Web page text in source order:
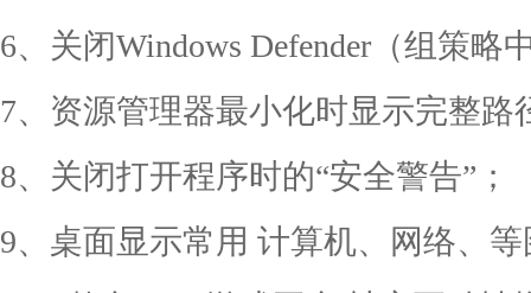
6、关闭Windows Defender（组策略
7、资源管理器最小化时显示完整路
8、关闭打开程序时的“安全警告”；
9、桌面显示常用 计算机、网络、